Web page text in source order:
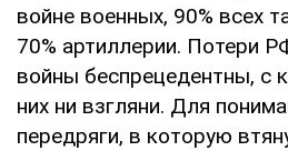
войне военных, 90% всех
70% артиллерии. Потери
войны беспрецедентны, с
них ни взгляни. Для
передряги, в которую